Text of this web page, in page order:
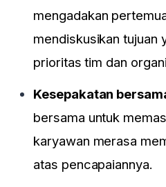
mengadakan
mendiskusikan tujuan
prioritas tim dan
Kesepakatan
bersama untuk
karyawan merasa
atas pencapaiannya.